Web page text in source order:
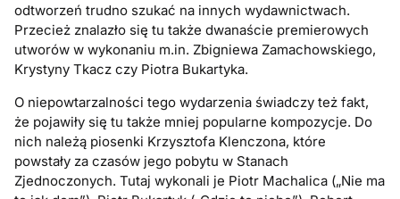
odtworzeń trudno szukać na innych wydawnictwach.
Przecież znalazło się tu także dwanaście premierowych
utworów w wykonaniu m.in. Zbigniewa Zamachowskiego,
Krystyny Tkacz czy Piotra Bukartyka.
O niepowtarzalności tego wydarzenia świadczy też fakt,
że pojawiły się tu także mniej popularne kompozycje. Do
nich należą piosenki Krzysztofa Klenczona, które
powstały za czasów jego pobytu w Stanach
Zjednoczonych. Tutaj wykonali je Piotr Machalica („Nie ma